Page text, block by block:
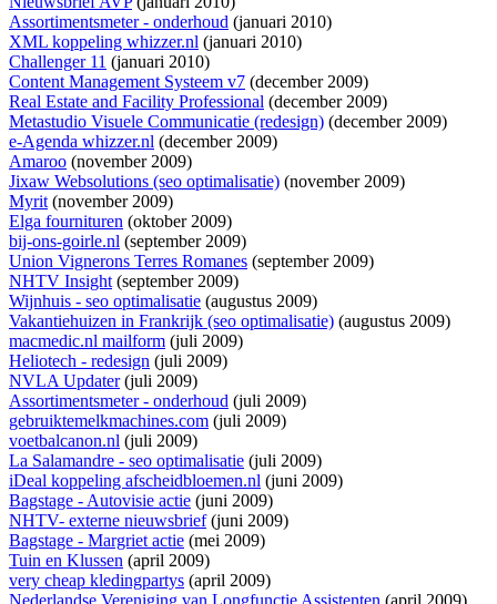
Assortimentsmeter - onderhoud (januari 2010)
XML koppeling whizzer.nl (januari 2010)
Challenger 11 (januari 2010)
Content Management Systeem v7 (december 2009)
Real Estate and Facility Professional (december 2009)
Metastudio Visuele Communicatie (redesign) (december 2009)
e-Agenda whizzer.nl (december 2009)
Amaroo (november 2009)
Jixaw Websolutions (seo optimalisatie) (november 2009)
Myrit(november 2009)
Elga fournituren (oktober 2009)
bij-ons-goirle.nl (september 2009)
Union Vignerons Terres Romanes (september 2009)
NHTV Insight(september 2009)
Wijnhuis - seo optimalisatie (augustus 2009)
Vakantiehuizen in Frankrijk (seo optimalisatie) (augustus 2009)
macmedic.nl mailform (juli 2009)
Heliotech - redesign (juli 2009)
NVLA Updater(juli 2009)
Assortimentsmeter - onderhoud (juli 2009)
gebruiktemelkmachines.com (juli 2009)
voetbalcanon.nl (juli 2009)
La Salamandre - seo optimalisatie (juli 2009)
iDeal koppeling afscheidbloemen.nl (juni 2009)
Bagstage - Autovisie actie (juni 2009)
NHTV- externe nieuwsbrief(juni 2009)
Bagstage - Margriet actie (mei 2009)
Tuin en Klussen (april 2009)
very cheap kledingpartys (april 2009)